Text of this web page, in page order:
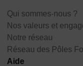
Qui sommes-nous ?
Nos valeurs et
Notre réseau
Réseau des Pôles
Aide